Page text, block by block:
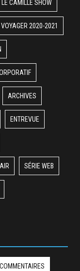
LE CAMILLE SHOW
2020-2021
ARCHIVES
ENTREVUE
SÉRIE WEB